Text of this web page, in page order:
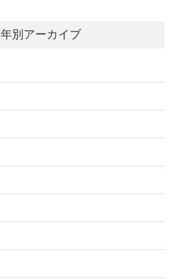
年別アーカイブ